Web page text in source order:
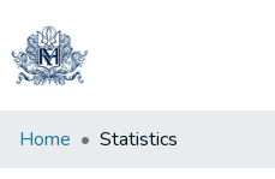
Communities
Home Statistics